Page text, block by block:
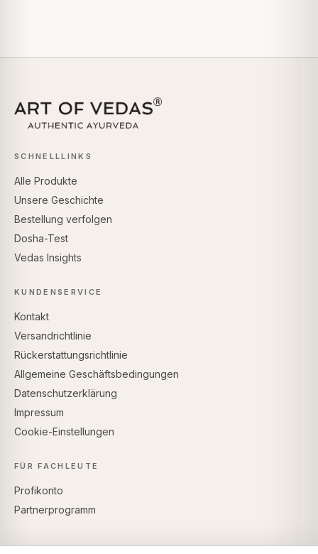
SCHNELLLINKS
Alle Produkte
Unsere Geschichte
Bestellung verfolgen
Dosha-Test
Vedas Insights
KUNDENSERVICE
Kontakt
Versandrichtlinie
Rückerstattungsrichtlinie
Allgemeine Geschäftsbedingungen
Datenschutzerklärung
Impressum
Cookie-Einstellungen
FÜR FACHLEUTE
Profikonto
Partnerprogramm